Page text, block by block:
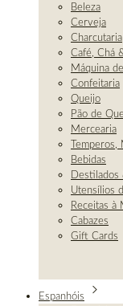
Beleza
Cerveja
Charcutaria
Café, Chá
Máquina
Confeitaria
Queijo
Pão de
Mercearia
Bebidas
Destilados
Utensílios
Receitas à
Cabazes
Gift Cards
Espanhóis